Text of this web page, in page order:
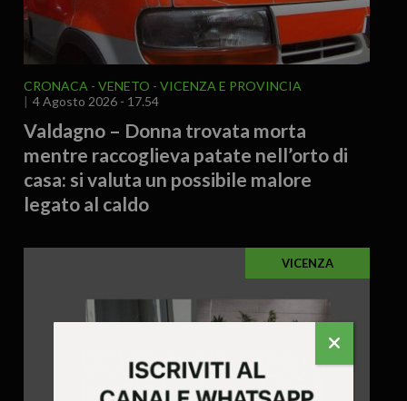
CRONACA VENETO
VICENZA E PROVINCIA
4 Agosto 2026 - 17.54
Valdagno – Donna trovata morta
mentre raccoglieva patate nell’orto di
casa: si valuta un possibile malore
legato al caldo
VICENZA